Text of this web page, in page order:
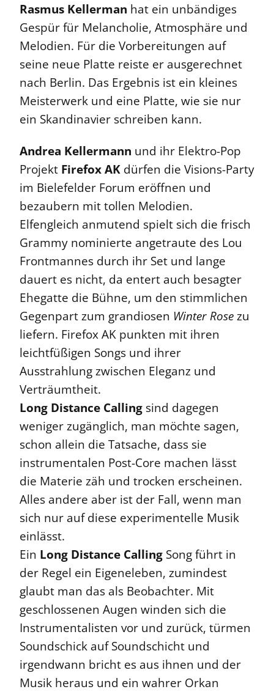
Rasmus Kellerman hat ein unbändiges
Gespür für Melancholie, Atmosphäre und
Melodien. Für die Vorbereitungen auf
seine neue Platte reiste er ausgerechnet
nach Berlin. Das Ergebnis ist ein kleines
Meisterwerk und eine Platte, wie sie nur
ein Skandinavier schreiben kann.
Andrea Kellermann und ihr Elektro-Pop
Projekt Firefox AK dürfen die Visions-Party
im Bielefelder Forum eröffnen und
bezaubern mit tollen Melodien.
Elfengleich anmutend spielt sich die frisch
Grammy nominierte angetraute des Lou
Frontmannes durch ihr Set und lange
dauert es nicht, da entert auch besagter
Ehegatte die Bühne, um den stimmlichen
Gegenpart zum grandiosen Winter Rosezu
liefern. Firefox AK punkten mit ihren
leichtfüßigen Songs und ihrer
Ausstrahlung zwischen Eleganz und
Verträumtheit.
Long Distance Calling sind dagegen
weniger zugänglich, man möchte sagen,
schon allein die Tatsache, dass sie
instrumentalen Post-Core machen lässt
die Materie zäh und trocken erscheinen.
Alles andere aber ist der Fall, wenn man
sich nur auf diese experimentelle Musik
einlässt.
Ein Long Distance Calling Song führt in
der Regel ein Eigeneleben, zumindest
glaubt man das als Beobachter. Mit
geschlossenen Augen winden sich die
Instrumentalisten vor und zurück, türmen
Soundschick auf Soundschicht und
irgendwann bricht es aus ihnen und der
Musik heraus und ein wahrer Orkan